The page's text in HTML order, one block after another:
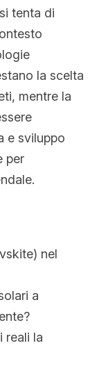
tenta di
la scelta
mentre la
e sviluppo
per
nel
a
reali la